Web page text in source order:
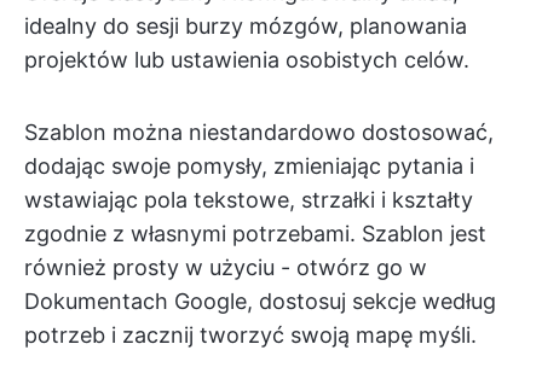
idealny do sesji burzy mózgów, planowania
projektów lub ustawienia osobistych celów.
Szablon można niestandardowo dostosować,
dodając swoje pomysły, zmieniając pytania i
wstawiając pola tekstowe, strzałki i kształty
zgodnie z własnymi potrzebami. Szablon jest
również prosty w użyciu - otwórz go w
Dokumentach Google, dostosuj sekcje według
potrzeb i zacznij tworzyć swoją mapę myśli.